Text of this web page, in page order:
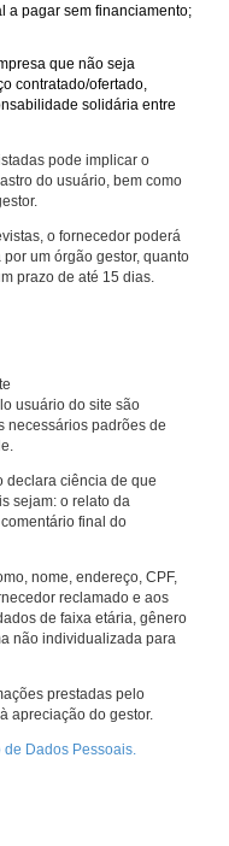
a pagar sem financiamento;
que não seja
contratado/ofertado,
solidária entre
pode implicar o
do usuário, bem como
o fornecedor poderá
um órgão gestor, quanto
prazo de até 15 dias.
usuário do site são
necessários padrões de
declara ciência de que
sejam: o relato da
final do
nome, endereço, CPF,
reclamado e aos
de faixa etária, gênero
não individualizada para
prestadas pelo
apreciação do gestor.
Dados Pessoais.